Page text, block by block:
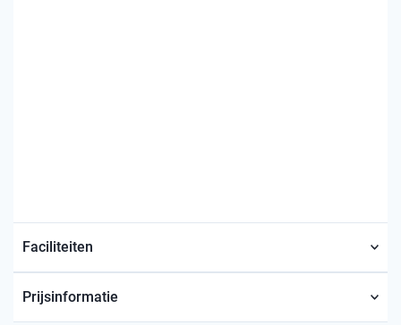
Faciliteiten
Prijsinformatie